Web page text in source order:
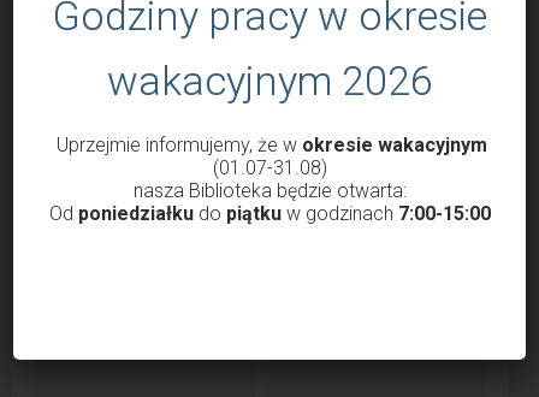
Godziny otwarcia Biblioteki od 1 marca
2022
Krzysztof Probola 18 lutego 2022 3038
Szanowni Państwo, Drodzy Czytelnicy uprzejmie
Godziny pracy w okresie
wakacyjnym 2026
Uprzejmie informujemy, że w okresie wakacyjnym
(01.07-31.08)
nasza Biblioteka będzie otwarta:
Od poniedziałkudo piątkuw godzinach 7:00-15:00